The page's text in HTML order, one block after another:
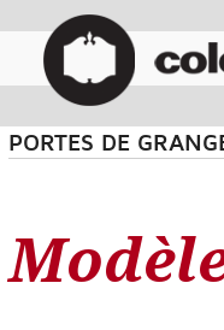
PORTES DE